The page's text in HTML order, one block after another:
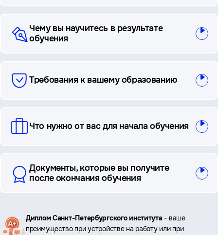
Чему вы научитесь в результате
обучения
Требования к вашему образованию
Что нужно от вас для начала обучения
Документы, которые вы получите
после окончания обучения
Ключевые
Диплом Санкт-Петербургского института- ваше
преимущество при устройстве на работу или при